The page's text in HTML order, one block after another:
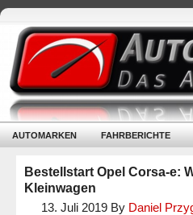
AUTOMARKEN FAHRBERICHTE
Bestellstart Opel Corsa-e:
Kleinwagen
13. Juli 2019 By Daniel